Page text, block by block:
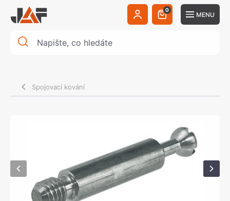
0
MENU
Spojovací kování